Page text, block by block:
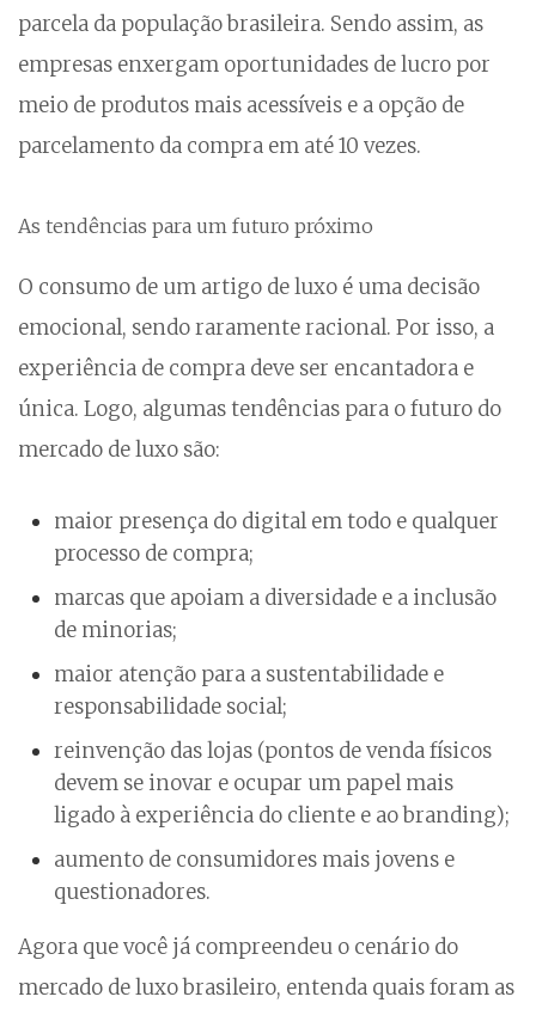
parcela da população brasileira. Sendo assim, as
empresas enxergam oportunidades de lucro por
meio de produtos mais acessíveis e a opção de
parcelamento da compra em até 10 vezes.
As tendências para um futuro próximo
O consumo de um artigo de luxo é uma decisão
emocional, sendo raramente racional. Por isso, a
experiência de compra deve ser encantadora e
única. Logo, algumas tendências para o futuro do
mercado de luxo são:
maior presença do digital em todo e qualquer
processo de compra;
marcas que apoiam a diversidade e a inclusão
de minorias;
maior atenção para a sustentabilidade e
responsabilidade social;
reinvenção das lojas (pontos de venda físicos
devem se inovar e ocupar um papel mais
ligado à experiência do cliente e ao branding);
aumento de consumidores mais jovens e
questionadores.
Agora que você já compreendeu o cenário do
mercado de luxo brasileiro, entenda quais foram as